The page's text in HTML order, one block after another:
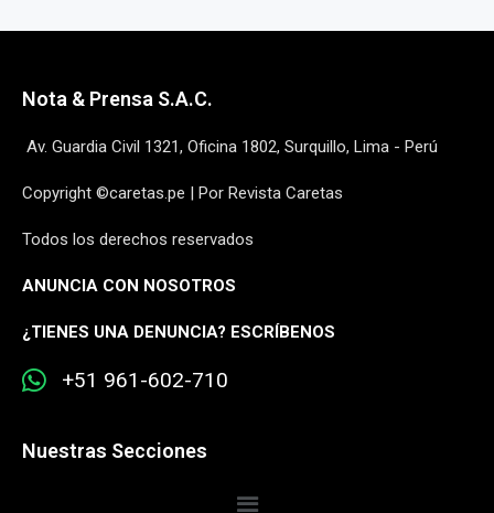
Nota & Prensa S.A.C.
Av. Guardia Civil 1321, Oficina 1802, Surquillo, Lima - Perú
Copyright ©caretas.pe | Por Revista Caretas
Todos los derechos reservados
ANUNCIA CON NOSOTROS
¿TIENES UNA DENUNCIA? ESCRÍBENOS
+51 961-602-710
Nuestras Secciones